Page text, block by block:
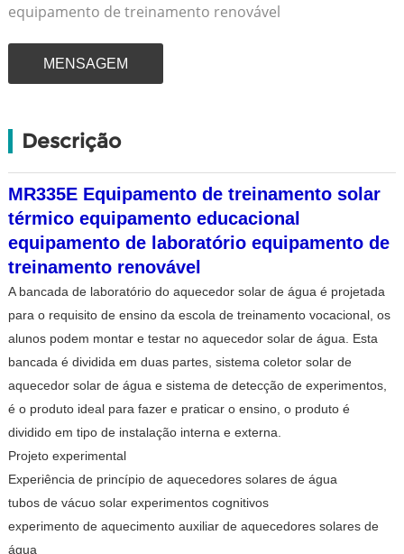
equipamento de treinamento renovável
MENSAGEM
Descrição
MR335E Equipamento de treinamento solar
térmico equipamento educacional
equipamento de laboratório equipamento de
treinamento renovável
A bancada de laboratório do aquecedor solar de água é projetada
para o requisito de ensino da escola de treinamento vocacional, os
alunos podem montar e testar no aquecedor solar de água. Esta
bancada é dividida em duas partes, sistema coletor solar de
aquecedor solar de água e sistema de detecção de experimentos,
é o produto ideal para fazer e praticar o ensino, o produto é
dividido em tipo de instalação interna e externa.
Projeto experimental
Experiência de princípio de aquecedores solares de água
tubos de vácuo solar experimentos cognitivos
experimento de aquecimento auxiliar de aquecedores solares de
água